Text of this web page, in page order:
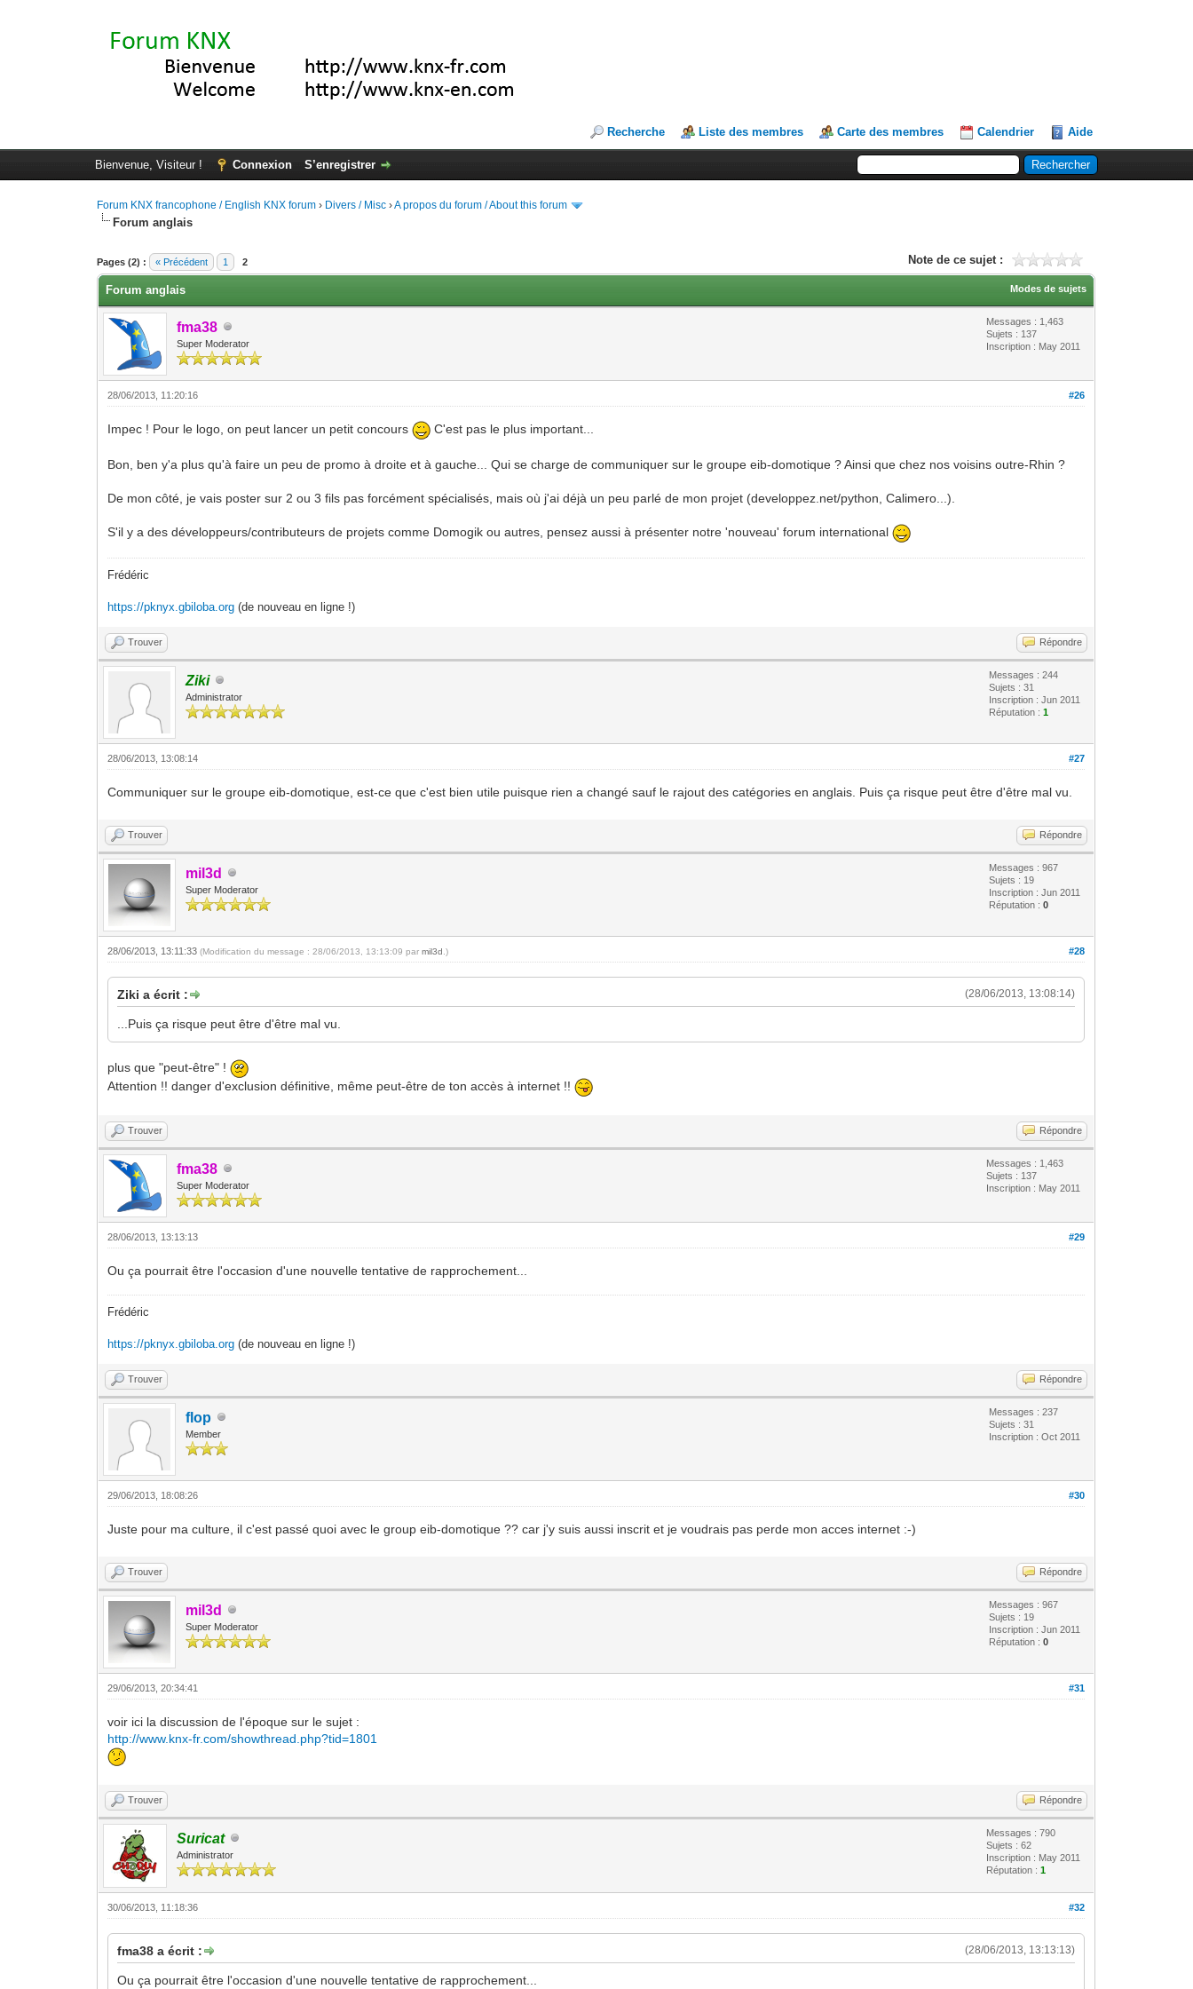
Recherche Liste des membres Carte des membres Calendrier Aide
Bienvenue, Visiteur ! Connexion S’enregistrer
Forum KNX francophone / English KNX forum › Divers / Misc ›A propos du forum / About this forum
Forum anglais
Pages (2) : « Précédent 1 2 Note de ce sujet :
Moyenne : 0 (0 vote(s))
1
2
3
4
5
Modes de sujets
Forum anglais
fma38
Super Moderator
Messages : 1,463
Sujets : 137
Inscription : May 2011
#26
28/06/2013, 11:20:16
Impec ! Pour le logo, on peut lancer un petit concours C'est pas le plus important...
Bon, ben y'a plus qu'à faire un peu de promo à droite et à gauche... Qui se charge de communiquer sur le groupe eib-domotique ? Ainsi que chez nos voisins outre-Rhin ?
De mon côté, je vais poster sur 2 ou 3 fils pas forcément spécialisés, mais où j'ai déjà un peu parlé de mon projet (developpez.net/python, Calimero...).
S'il y a des développeurs/contributeurs de projets comme Domogik ou autres, pensez aussi à présenter notre 'nouveau' forum international
Frédéric
https://pknyx.gbiloba.org (de nouveau en ligne !)
Trouver Répondre
Ziki
Administrator
Messages : 244
Sujets : 31
Inscription : Jun 2011
Réputation :1
#27
28/06/2013, 13:08:14
Communiquer sur le groupe eib-domotique, est-ce que c'est bien utile puisque rien a changé sauf le rajout des catégories en anglais. Puis ça risque peut être d'être mal vu.
Trouver Répondre
mil3d
Super Moderator
Messages : 967
Sujets : 19
Inscription : Jun 2011
Réputation :0
#28
28/06/2013, 13:11:33(Modification du message : 28/06/2013, 13:13:09 parmil3d .)
(28/06/2013, 13:08:14)
Ziki a écrit :
...Puis ça risque peut être d'être mal vu.
plus que "peut-être" !
Attention !! danger d'exclusion définitive, même peut-être de ton accès à internet !!
Trouver Répondre
fma38
Super Moderator
Messages : 1,463
Sujets : 137
Inscription : May 2011
#29
28/06/2013, 13:13:13
Ou ça pourrait être l'occasion d'une nouvelle tentative de rapprochement...
Frédéric
https://pknyx.gbiloba.org (de nouveau en ligne !)
Trouver Répondre
flop
Member
Messages : 237
Sujets : 31
Inscription : Oct 2011
#30
29/06/2013, 18:08:26
Juste pour ma culture, il c'est passé quoi avec le group eib-domotique ?? car j'y suis aussi inscrit et je voudrais pas perde mon acces internet :-)
Trouver Répondre
mil3d
Super Moderator
Messages : 967
Sujets : 19
Inscription : Jun 2011
Réputation :0
#31
29/06/2013, 20:34:41
voir ici la discussion de l'époque sur le sujet :
http://www.knx-fr.com/showthread.php?tid=1801
Trouver Répondre
Suricat
Administrator
Messages : 790
Sujets : 62
Inscription : May 2011
Réputation :1
#32
30/06/2013, 11:18:36
(28/06/2013, 13:13:13)
fma38 a écrit :
Ou ça pourrait être l'occasion d'une nouvelle tentative de rapprochement...